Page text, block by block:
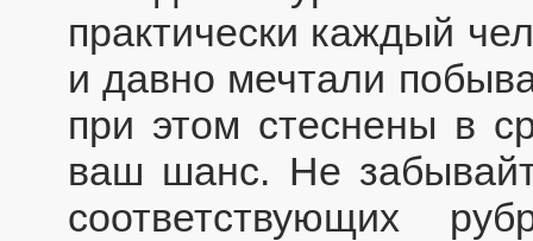
практически каждый
и давно мечтали
при этом стеснены в
ваш шанс. Не
соответствующих